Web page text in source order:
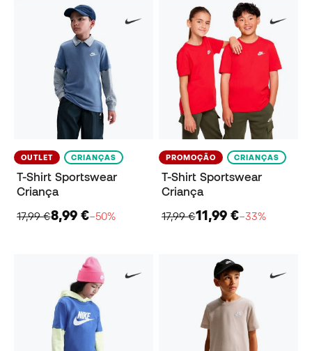
OUTLET CRIANÇAS
T-Shirt Sportswear
Criança
17,99 €8,99 €−50%
PROMOÇÃO CRIANÇAS
T-Shirt Sportswear
Criança
17,99 €11,99 €−33%